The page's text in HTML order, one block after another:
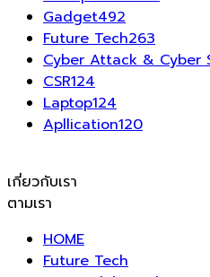
Gadget492
Future Tech263
Cyber Attack & Cyber
CSR124
Laptop124
Apllication120
เกี่ยวกับเรา
ตามเรา
HOME
Future Tech